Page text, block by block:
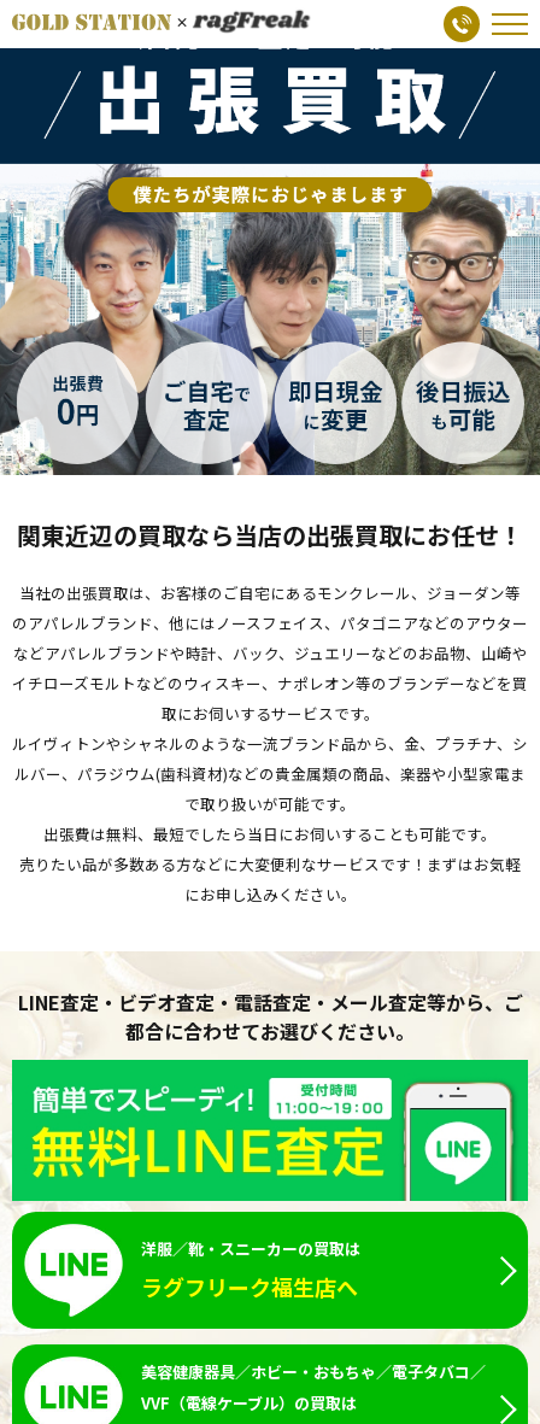
関東近辺の買取なら当店の出張買取にお任せ！
当社の出張買取は、お客様のご自宅にあるモンクレール、ジョーダン等
のアパレルブランド、 他にはノースフェイス、パタゴニアなどのアウター
などアパレルブランドや時計、バック、ジュエリーなどのお品物、 山崎や
イチローズモルトなどのウィスキー、ナポレオン等のブランデーなどを買
取にお伺いするサービスです。
ルイヴィトンやシャネルのような一流ブランド品から、金、プラチナ、シ
ルバー、パラジウム(歯科資材)などの貴金属類の商品、 楽器や小型家電ま
で取り扱いが可能です。
出張費は無料、最短でしたら当日にお伺いすることも可能です。
売りたい品が多数ある方などに大変便利なサービスです！まずはお気軽
にお申し込みください。
LINE査定・ビデオ査定・電話査定・メール査定等から、ご
都合に合わせてお選びください。
洋服／靴・スニーカーの買取は
ラグフリーク福生店へ
美容健康器具／ホビー・おもちゃ／電子タバコ／
VVF（電線ケーブル）の買取は